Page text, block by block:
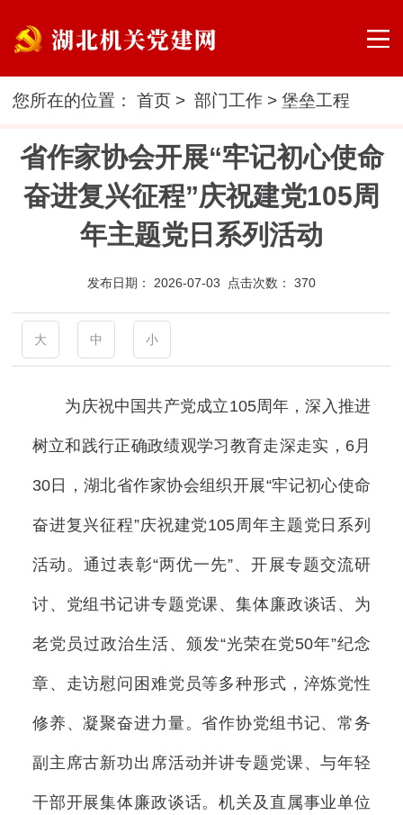
您所在的位置：首页 >部门工作 >堡垒工程
省作家协会开展“牢记初心使命
奋进复兴征程”庆祝建党105周
年主题党日系列活动
发布日期： 2026-07-03 点击次数： 370
大 中 小
为庆祝中国共产党成立105周年，深入推进
树立和践行正确政绩观学习教育走深走实，6月
30日，湖北省作家协会组织开展“牢记初心使命
奋进复兴征程”庆祝建党105周年主题党日系列
活动。通过表彰“两优一先”、开展专题交流研
讨、党组书记讲专题党课、集体廉政谈话、为
老党员过政治生活、颁发“光荣在党50年”纪念
章、走访慰问困难党员等多种形式，淬炼党性
修养、凝聚奋进力量。省作协党组书记、常务
副主席古新功出席活动并讲专题党课、与年轻
干部开展集体廉政谈话。机关及直属事业单位